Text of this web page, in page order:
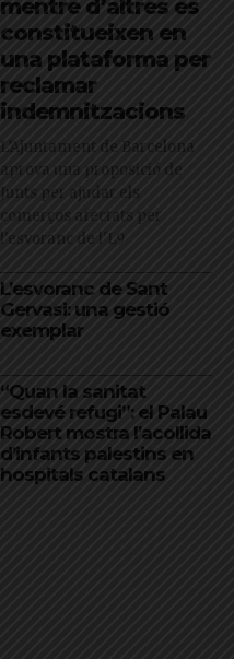
mentre d’altres es
constitueixen en
una plataforma per
reclamar
indemnitzacions
L’Ajuntament de Barcelona
aprova una proposició de
Junts per ajudar els
comerços afectats per
l'esvoranc de l'L9
L’esvoranc de Sant
Gervasi: una gestió
exemplar
“Quan la sanitat
esdevé refugi”: el Palau
Robert mostra l’acollida
d’infants palestins en
hospitals catalans